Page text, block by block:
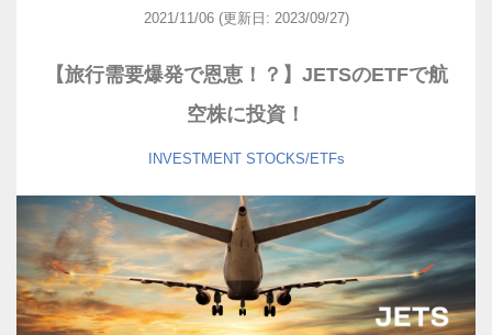
2021/11/06 (更新日: 2023/09/27)
【旅行需要爆発で恩恵！？】JETSのETFで航
空株に投資！
INVESTMENT STOCKS/ETFs